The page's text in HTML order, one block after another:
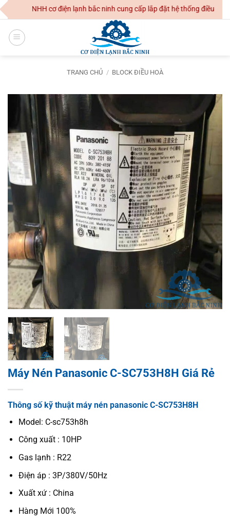
Skip
to
content
Ty TNHH cơ điện lạnh bắc ninh cung cấp lắp đặt hệ thống điều hoà
TRANG CHỦ / BLOCK ĐIỀU HOÀ
Máy Nén Panasonic C-SC753H8H Giá Rẻ
Thông số kỹ thuật máy nén panasonic C-SC753H8H
Model: C-sc753h8h
Công xuất : 10HP
Gas lạnh : R22
Điện áp : 3P/380V/50Hz
Xuất xứ : China
Hàng Mới 100%